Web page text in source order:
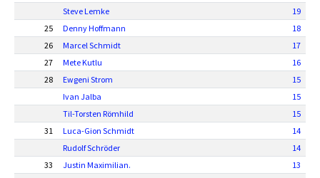
Steve Lemke
19
25
Denny Hoffmann
18
26
Marcel Schmidt
17
27
Mete Kutlu
16
28
Ewgeni Strom
15
Ivan Jalba
15
Til-Torsten Römhild
15
31
Luca-Gion Schmidt
14
Rudolf Schröder
14
33
Justin Maximilian.
13